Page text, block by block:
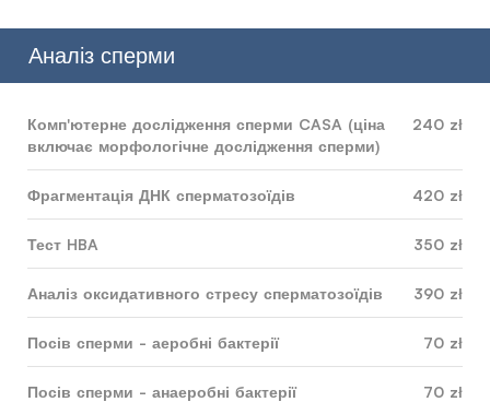
Аналіз сперми
Комп'ютерне дослідження сперми CASA (ціна
включає морфологічне дослідження сперми)
240 zł
Фрагментація ДНК сперматозоїдів 420 zł
Тест HBA 350 zł
Аналіз оксидативного стресу сперматозоїдів 390 zł
Посів сперми - аеробні бактерії 70 zł
Посів сперми - анаеробні бактерії 70 zł